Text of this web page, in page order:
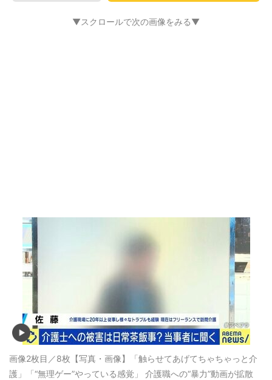
▼スクロールで次の画像をみる▼
画像2枚目／8枚 【写真・画像】「触らせてあげてちゃちゃっと介
護」「“無理ゲー”やっている感覚」 介護職への“暴力”動画が拡散